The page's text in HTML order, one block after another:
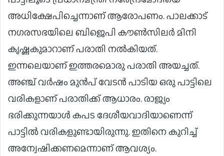
അധിക്ഷേപിച്ചെന്നാണ് ആരോപണം. പാലക്കാട്
നഗരസഭയിലെ ബിജെപി കൗണ്‍സിലര്‍ മിനി
കൃഷ്ണകുമാറാണ് പരാതി നല്‍കിയത്.
ഇന്നലെയാണ് ഇത്തരമൊരു പരാതി അയച്ചത്.
അഞ്ച് വര്‍ഷം മുന്‍പ് വേടന്‍ പാടിയ ഒരു പാട്ടിലെ
വരികളാണ് പരാതിക്ക് ആധാരം. രാജ്യം
ഭരിക്കുന്നയാള്‍ കപട ദേശീയവാദിയാണെന്ന്
പാട്ടില്‍ വരികളുണ്ടായിരുന്നു. ഇതിനെ കുറിച്ച്
അന്വേഷിക്കണമെന്നാണ് ആവശ്യം.